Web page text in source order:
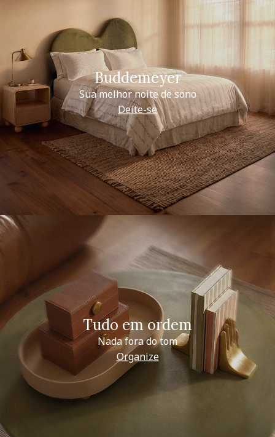
Buddemeyer
Sua melhor noite de sono
Deite-se
Tudo em ordem
Nada fora do tom
Organize